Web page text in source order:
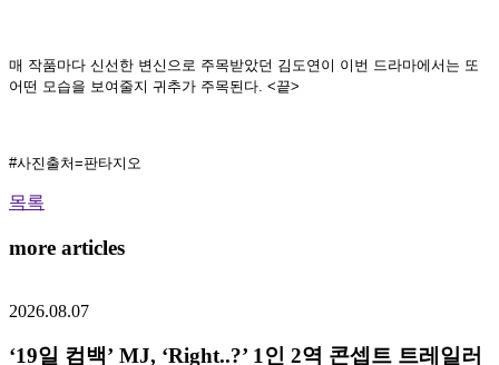
매 작품마다 신선한 변신으로 주목받았던 김도연이 이번 드라마에서는 또
어떤 모습을 보여줄지 귀추가 주목된다. <끝>
#사진출처=판타지오
목록
more articles
2026.08.07
‘19일 컴백’ MJ, ‘Right..?’ 1인 2역 콘셉트 트레일러